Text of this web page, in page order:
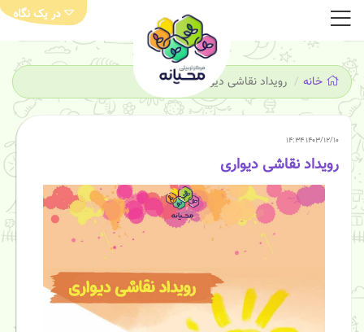
در یک نگاه
خانه رویداد نقاشی دیواری
۱۴۰۳/۱۲/۱۰ ۱۴:۳۴
رویداد نقاشی دیواری